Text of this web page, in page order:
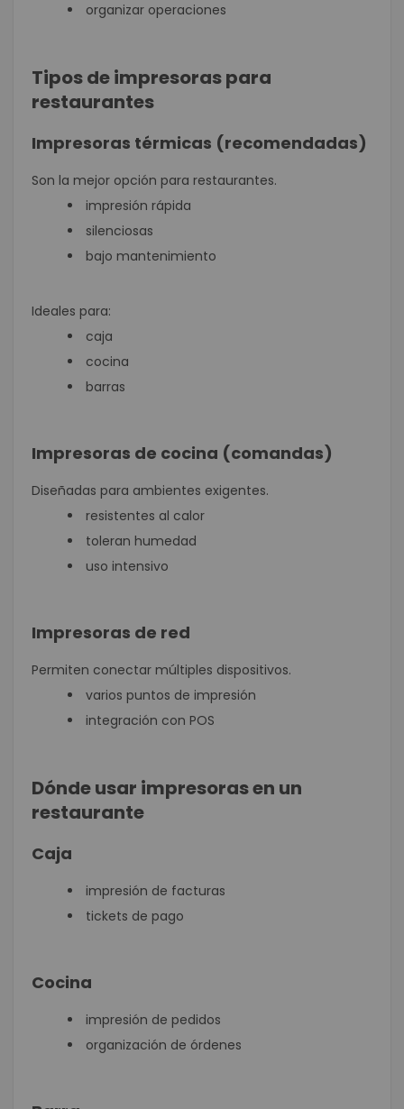
organizar operaciones
Tipos de impresoras para
restaurantes
Impresoras térmicas (recomendadas)
Son la mejor opción para restaurantes.
impresión rápida
silenciosas
bajo mantenimiento
Ideales para:
caja
cocina
barras
Impresoras de cocina (comandas)
Diseñadas para ambientes exigentes.
resistentes al calor
toleran humedad
uso intensivo
Impresoras de red
Permiten conectar múltiples dispositivos.
varios puntos de impresión
integración con POS
Dónde usar impresoras en un
restaurante
Caja
impresión de facturas
tickets de pago
Cocina
impresión de pedidos
organización de órdenes